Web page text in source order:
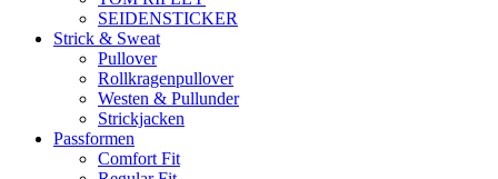
SEIDENSTICKER
Strick & Sweat
Pullover
Rollkragenpullover
Westen & Pullunder
Strickjacken
Passformen
Comfort Fit